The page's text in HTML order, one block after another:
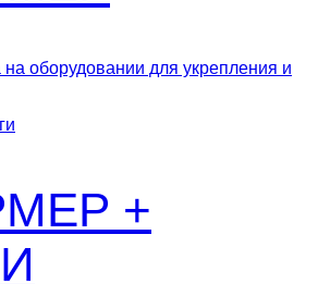
оборудовании для укрепления и
+